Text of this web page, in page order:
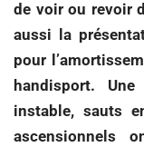
de voir ou revoir
aussi la
pour
handisport.
instable, sauts
ascensionnels